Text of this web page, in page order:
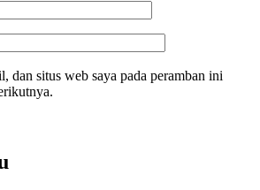
dan situs web saya pada peramban ini